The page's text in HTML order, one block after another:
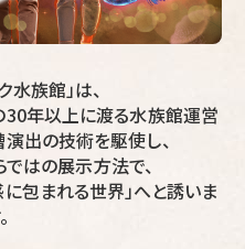
水族館」は、
30年以上に渡る水族館運営
出の技術を駆使し、
はの展示方法で、
包まれる世界」へと誘いま